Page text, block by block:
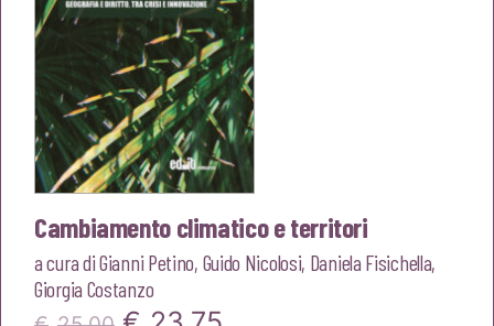
Cambiamento climatico e territori
a cura diGianni Petino, Guido Nicolosi, Daniela Fisichella,
Giorgia Costanzo